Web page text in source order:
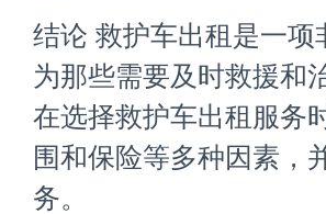
结论 救护车出租是一
为那些需要及时救援和
在选择救护车出租服务
围和保险等多种因素，
务。